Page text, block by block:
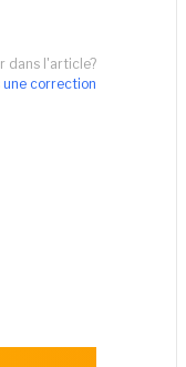
dans l'article?
une correction